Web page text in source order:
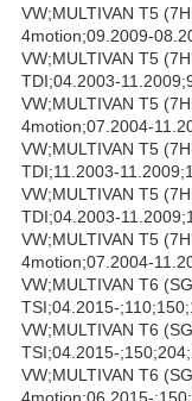
VW;MULTIVAN T5
4motion;09.2009-
VW;MULTIVAN T5
TDI;04.2003-
VW;MULTIVAN T5
4motion;07.2004-
VW;MULTIVAN T5
TDI;11.2003-
VW;MULTIVAN T5
TDI;04.2003-
VW;MULTIVAN T5
4motion;07.2004-
VW;MULTIVAN T6
TSI;04.2015-
VW;MULTIVAN T6
TSI;04.2015-
VW;MULTIVAN T6
4motion;06.2015-